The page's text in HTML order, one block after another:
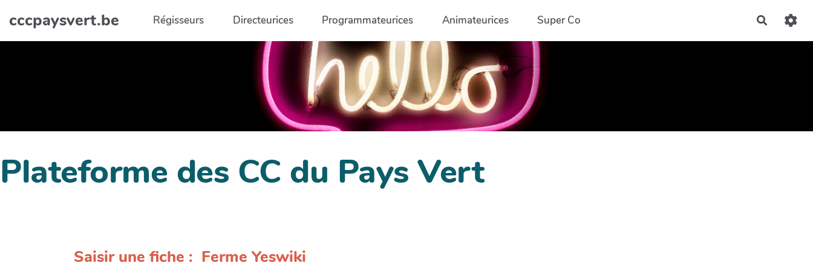
Aller au contenu principal
cccpaysvert.be Régisseurs Directeurices Programmateurices Animateurices Super Co
Plateforme des CC du Pays Vert
Saisir une fiche : Ferme Yeswiki